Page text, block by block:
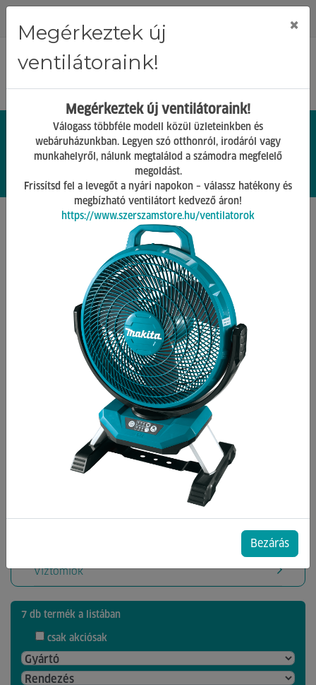
0 0.
Öntözés, öntőzőrendszerek
Vissza
Kategóriák
Locsolók,kannák
Öntözőrendszerek
Tömítések
Víztömlők
7 db termék a listában
csak akciósak
Megérkeztek új
ventilátoraink!
×
Megérkeztek új ventilátoraink!
Válogass többféle modell közül üzleteinkben és
webáruházunkban. Legyen szó otthonról, irodáról vagy
munkahelyről, nálunk megtalálod a számodra megfelelő
megoldást.
Frissítsd fel a levegőt a nyári napokon – válassz hatékony és
megbízható ventilátort kedvező áron!
https://www.szerszamstore.hu/ventilatorok
Bezárás